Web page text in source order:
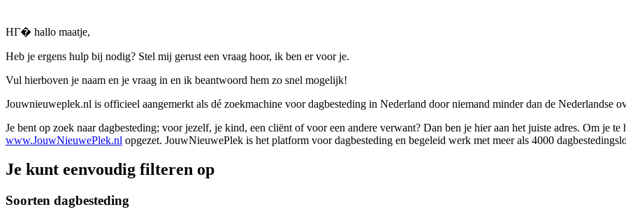
HГ� hallo maatje,
Heb je ergens hulp bij nodig? Stel mij gerust een vraag hoor, ik ben er voor je.
Vul hierboven je naam en je vraag in en ik beantwoord hem zo snel mogelijk!
Jouwnieuweplek.nl is officieel aangemerkt als dé zoekmachine voor dagbesteding in Nederland door niemand minder dan de Nederlandse
Je bent op zoek naar dagbesteding; voor jezelf, je kind, een cliënt of voor een andere verwant? Dan ben je hier aan het juiste adres. Om je
www.JouwNieuwePlek.nl opgezet. JouwNieuwePlek is het platform voor dagbesteding en begeleid werk met meer als 4000
Je kunt eenvoudig filteren op
Soorten dagbesteding